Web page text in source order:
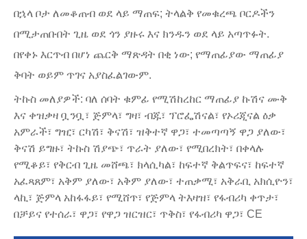
በኋላ ቦታ ለመቆጠብ ወደ ላይ ማጠፍ; ትላልቅ የመቁረጫ ቦርዶችን
በሚታጠቡበት ጊዜ ወደ ጎን ያዙሩ እና ክንዱን ወደ ላይ አጣጥፉት.
በየቀኑ እርጥብ በሆነ ጨርቅ ማጽዳት በቂ ነው; የማጠፊያው ማጠፊያ
ቅባት ወይም ጥገና አያስፈልገውም.
ትኩስ መለያዎች: ባለ ሰባት ቁምፊ የሚሽከረከር ማጠፊያ ኩሽና ሙቅ
እና ቀዝቃዛ ቧንቧ፣ ጅምላ፣ ግዛ፣ ብጁ፣ ፕሮፌሽናል፣ የኦሪጂናል ዕቃ
አምራች፣ ግዢ፣ ርካሽ፣ ቅናሽ፣ ዝቅተኛ ዋጋ፣ ተመጣጣኝ ዋጋ ያለው፣
ቅናሽ ይግዙ፣ ትኩስ ሽያጭ፣ ጥራት ያለው፣ የሚበረክት፣ በቀላሉ
የሚቆይ፣ የቅርብ ጊዜ መሸጫ፣ ክላሲካል፣ ከፍተኛ ቅልጥፍና፣ ከፍተኛ
አፈጻጸም፣ አቅም ያለው፣ አቅም ያለው፣ ተጠቃሚ፣ አቅራቢ አክሲዮን፣
ላኪ፣ ጅምላ አከፋፋይ፣ የሚሸጥ፣ የጅምላ ትእዛዝ፣ የፋብሪካ ቀጥታ፣
በቻይና የተሰራ፣ ዋጋ፣ የዋጋ ዝርዝር፣ ጥቅስ፣ የፋብሪካ ዋጋ፣ CE